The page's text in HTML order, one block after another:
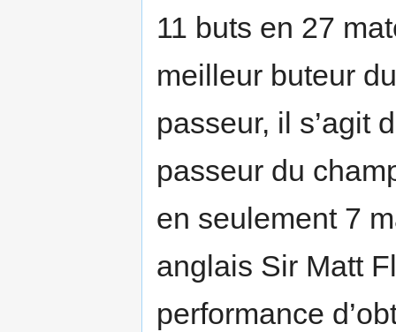
11 buts en 27
meilleur buteur
passeur, il s’agit
passeur du
en seulement 7
anglais Sir Matt
performance